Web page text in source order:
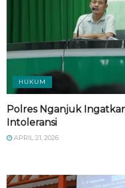
HUKUM
Polres Nganjuk
Intoleransi
APRIL 21, 2026